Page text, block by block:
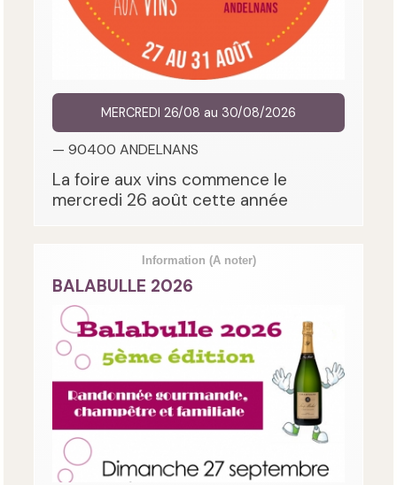
MERCREDI 26/08 au 30/08/2026
— 90400 ANDELNANS
La foire aux vins commence le
mercredi 26 août cette année
Information (A noter)
BALABULLE 2026